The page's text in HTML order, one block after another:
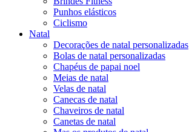
Punhos elásticos
Ciclismo
Natal
Decorações de natal personalizadas
Bolas de natal personalizadas
Chapéus de papai noel
Meias de natal
Velas de natal
Canecas de natal
Chaveiros de natal
Canetas de natal